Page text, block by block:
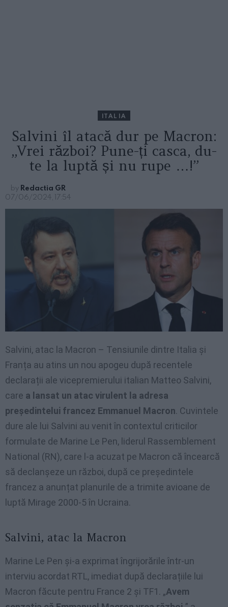
ITALIA
Salvini îl atacă dur pe Macron:
„Vrei război? Pune-ți casca, du-
te la luptă și nu rupe …!”
by Redactia GR
07/06/2024, 17:54
Salvini, atac la Macron – Tensiunile dintre Italia și
Franța au atins un nou apogeu după recentele
declarații ale vicepremierului italian Matteo Salvini,
care a lansat un atac virulent la adresa
președintelui francez Emmanuel Macron. Cuvintele
dure ale lui Salvini au venit în contextul criticilor
formulate de Marine Le Pen, liderul Rassemblement
National (RN), care l-a acuzat pe Macron că încearcă
să declanșeze un război, după ce președintele
francez a anunțat planurile de a trimite avioane de
luptă Mirage 2000-5 în Ucraina.
Salvini, atac la Macron
Marine Le Pen și-a exprimat îngrijorările într-un
interviu acordat RTL, imediat după declarațiile lui
Macron făcute pentru France 2 și TF1. „Avem